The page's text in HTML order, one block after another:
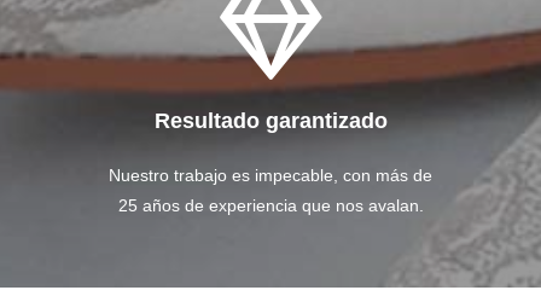
Resultado garantizado
Nuestro trabajo es impecable, con más de
25 años de experiencia que nos avalan.